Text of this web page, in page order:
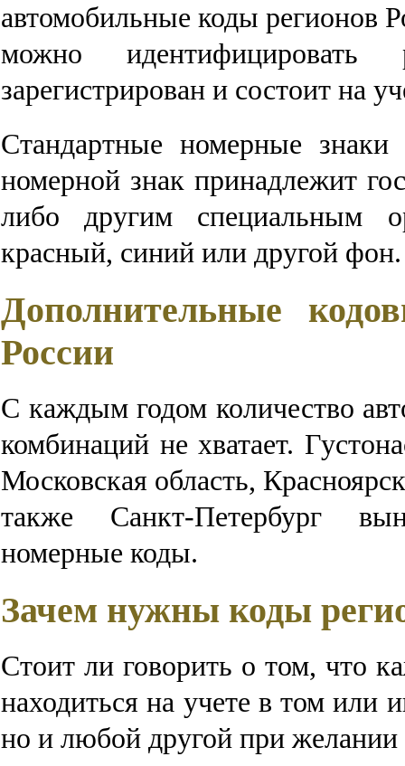
автомобильные коды регионов
можно
зарегистрирован и состоит на
Стандартные номерные
номерной знак принадлежит
либо другим специальным
красный, синий или другой фон.
Дополнительные
России
С каждым годом количество
комбинаций не хватает.
Московская область,
также Санкт-Петербург
номерные коды.
Зачем нужны коды
Стоит ли говорить о том, что
находиться на учете в том
но и любой другой при желании